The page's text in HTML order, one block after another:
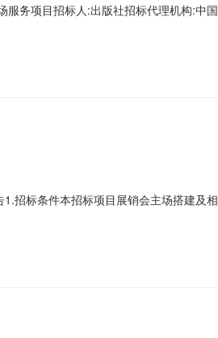
务项目招标人:出版社招标代理机构:中
2026年展销会施工材料及主场服务项目
招标条件本招标项目展销会主场搭建及
览有限公司，资金来源为自筹，出资比